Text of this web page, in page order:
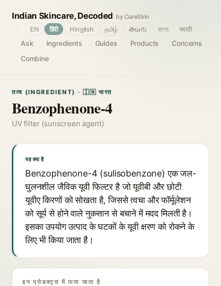
Indian Skincare, Decoded by CureSkin
Ask Ingredients Guides Products
Concerns
Combine
EN हिंदी Hinglish தமிழ் తెలుగు বাংলা मराठी
तत्व (INGREDIENT) · 🇮🇳 भारत
Benzophenone-4
UV filter (sunscreen agent)
यह क्या है
Benzophenone-4 (sulisobenzone) एक जल-
घुलनशील जैविक यूवी फिल्टर है जो यूवीबी और छोटी
यूवीए किरणों को सोखता है, जिससे त्वचा और फॉर्मूलेशन
को सूर्य से होने वाले नुकसान से बचाने में मदद मिलती है।
इसका उपयोग उत्पाद के घटकों के यूवी क्षरण को रोकने के
लिए भी किया जाता है।
इन प्रोडक्ट्स में पाया जाता है